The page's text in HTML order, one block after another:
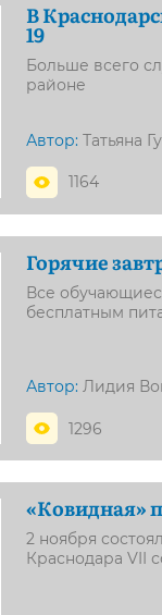
В
19
Больше всего
районе
Автор: Татьяна
1164
Горячие
Все
бесплатным
Автор: Лидия
1296
«Ковидная»
2 ноября
Краснодара VII